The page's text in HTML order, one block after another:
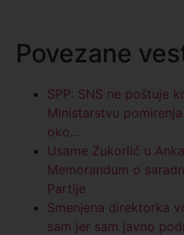
Povezane
SPP: SNS ne poštuje
Ministarstvu
oko…
Usame Zukorlić u
Memorandum o
Partije
Smenjena direktorka
sam jer sam javno